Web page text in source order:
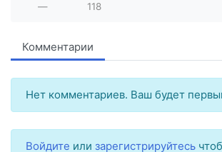
— 118
Комментарии
Нет комментариев. Ваш будет
Войдите или зарегистрируйтесь